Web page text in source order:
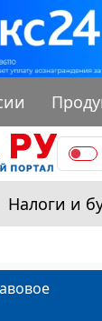
Налоги и